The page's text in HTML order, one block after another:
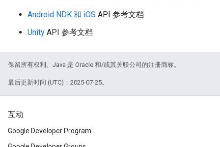
Android NDK 和 iOS API 参考文档
Unity API 参考文档
保留所有权利。Java 是 Oracle 和/或其关联公司的注册商标。
最后更新时间 (UTC)：2025-07-25。
互动
Google Developer Program